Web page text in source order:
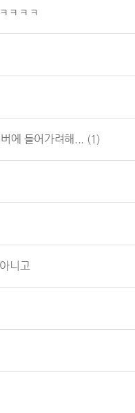
ㅋㅋㅋ
에 들어가려해... (1)
니고